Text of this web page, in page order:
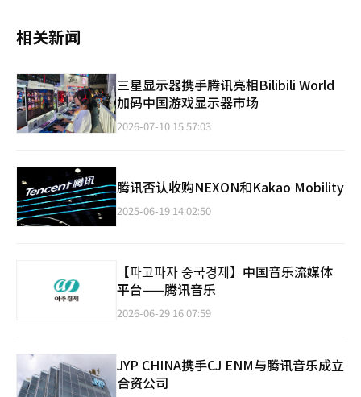
相关新闻
三星显示器携手腾讯亮相Bilibili World
加码中国游戏显示器市场
2026-07-10 15:57:03
腾讯否认收购NEXON和Kakao Mobility
2025-06-19 14:02:50
【파고파자 중국경제】中国音乐流媒体
平台——腾讯音乐
2026-06-29 16:07:59
JYP CHINA携手CJ ENM与腾讯音乐成立
合资公司